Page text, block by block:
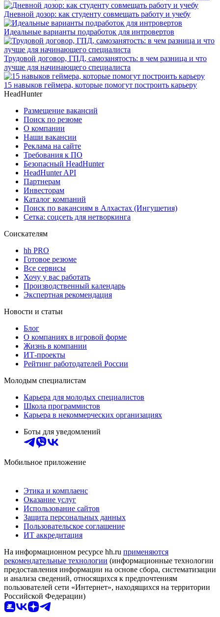
Дневной дозор: как студенту совмещать работу и учебу
Идеальные варианты подработок для интровертов
Трудовой договор, ГПД, самозанятость: в чем разница и что
лучше для начинающего специалиста
15 навыков геймера, которые помогут построить карьеру
HeadHunter
Размещение вакансий
Поиск по резюме
О компании
Наши вакансии
Реклама на сайте
Требования к ПО
Безопасный HeadHunter
HeadHunter API
Партнерам
Инвесторам
Каталог компаний
Поиск по вакансиям в Алхастах (Ингушетия)
Сетка: соцсеть для нетворкинга
Соискателям
hh PRO
Готовое резюме
Все сервисы
Хочу у вас работать
Производственный календарь
Экспертная рекомендация
Новости и статьи
Блог
О компаниях в игровой форме
Жизнь в компании
ИТ-проекты
Рейтинг работодателей России
Молодым специалистам
Карьера для молодых специалистов
Школа программистов
Карьера в некоммерческих организациях
Боты для уведомлений
Мобильное приложение
Этика и комплаенс
Оказание услуг
Использование сайтов
Защита персональных данных
Пользовательское соглашение
ИТ аккредитация
На информационном ресурсе hh.ru применяются
рекомендательные технологии (информационные технологии
предоставления информации на основе сбора, систематизации
и анализа сведений, относящихся к предпочтениям
пользователей сети «Интернет», находящихся на территории
Российской Федерации)